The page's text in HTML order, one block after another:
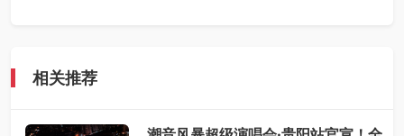
相关推荐